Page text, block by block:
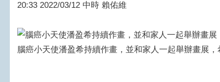
20:33 2022/03/12 中時 賴佑維​
腦癌小天使潘盈希持續作畫，並和家人一起舉辦畫展